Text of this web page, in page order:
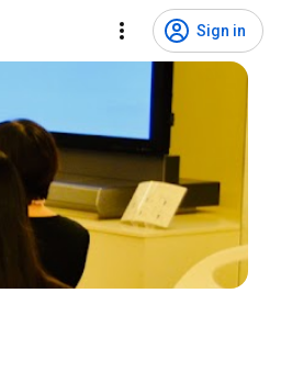
Sign in